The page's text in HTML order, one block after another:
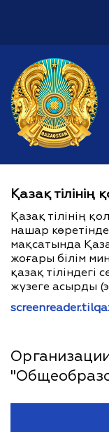
Қазақ
Қазақ тілінің
нашар
мақсатында
жоғары білім
қазақ тіліндегі
жүзеге асырды